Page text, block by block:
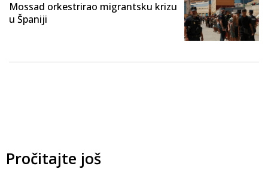
Mossad orkestrirao migrantsku krizu
u Španiji
Pročitajte još